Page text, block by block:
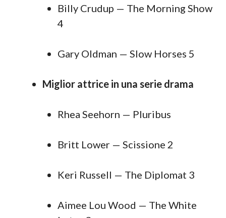
Billy Crudup — The Morning Show
4
Gary Oldman — Slow Horses 5
Miglior attrice in una serie drama
Rhea Seehorn — Pluribus
Britt Lower — Scissione 2
Keri Russell — The Diplomat 3
Aimee Lou Wood — The White